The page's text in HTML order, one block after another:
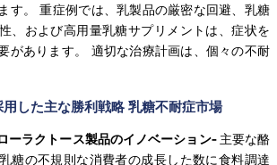
す。 重症例では、乳製品の厳密な回避、乳糖
、および高用量乳糖サプリメントは、症状を
があります。 適切な治療計画は、個々の不耐
した主な勝利戦略 乳糖不耐症市場
ーラクトース製品のイノベーション- 主要な酪
糖の不規則な消費者の成長した数に食料調達